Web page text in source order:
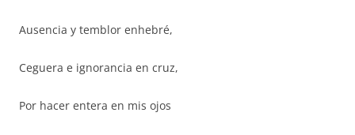
Ausencia y temblor enhebré,
Ceguera e ignorancia en cruz,
Por hacer entera en mis ojos